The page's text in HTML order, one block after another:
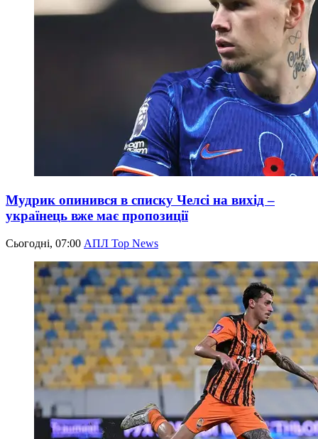
Мудрик опинився в списку Челсі на вихід –
українець вже має пропозиції
Сьогодні, 07:00 АПЛ Top News